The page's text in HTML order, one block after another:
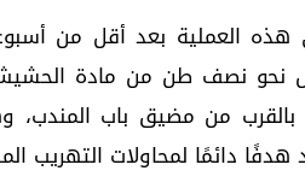
هذه العملية بعد أقل من
نحو نصف طن من مادة الحشيش
بالقرب من مضيق باب المندب،
هدفًا دائمًا لمحاولات التهريب